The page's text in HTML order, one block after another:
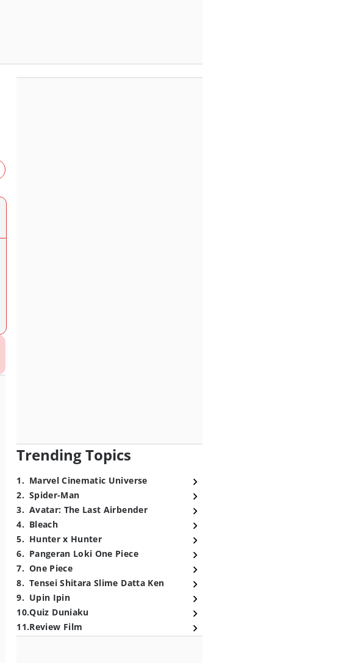
Trending Topics
1. Marvel Cinematic Universe
2. Spider-Man
3. Avatar: The Last Airbender
4. Bleach
5. Hunter x Hunter
6. Pangeran Loki One Piece
7. One Piece
8. Tensei Shitara Slime Datta Ken
9. Upin Ipin
10.Quiz Duniaku
11.Review Film